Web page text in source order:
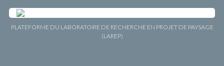
contenu
PLATEFORME DU LABORATOIRE DE RECHERCHE EN PROJET DE PAYSAGE
(LAREP)